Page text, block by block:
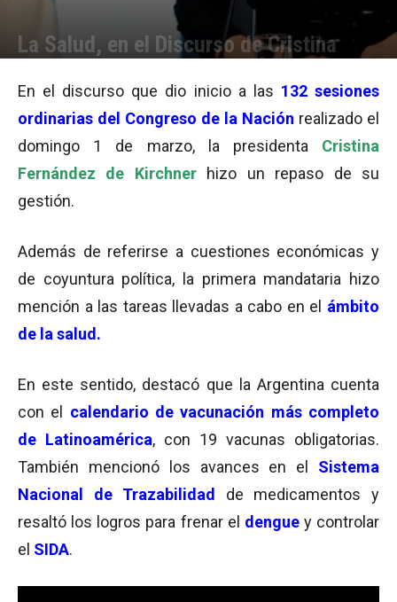
La Salud, en el Discurso de Cristina
En el discurso que dio inicio a las 132 sesiones
ordinarias del Congreso de la Nación realizado el
domingo 1 de marzo, la presidenta Cristina
Fernández de Kirchnerhizo un repaso de su
gestión.
Además de referirse a cuestiones económicas y
de coyuntura política, la primera mandataria hizo
mención a las tareas llevadas a cabo en el ámbito
de la salud.
En este sentido, destacó que la Argentina cuenta
con el calendario de vacunación más completo
de Latinoamérica, con 19 vacunas obligatorias.
También mencionó los avances en el Sistema
Nacional de Trazabilidad
de medicamentos y
resaltó los logros para frenar el denguey controlar
el SIDA.